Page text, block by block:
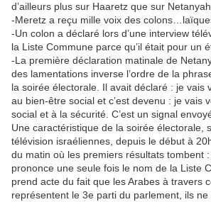
d’ailleurs plus sur Haaretz que sur
-Meretz a reçu mille voix des
-Un colon a déclaré lors d’une interview
la Liste Commune parce qu’il était pour un
-La première déclaration matinale de
des lamentations inverse l’ordre de la
la soirée électorale. Il avait déclaré : je vais
au bien-être social et c’est devenu : je vais
social et à la sécurité. C’est un signal
Une caractéristique de la soirée électorale,
télévision israéliennes, depuis le début à
du matin où les premiers résultats tombent
prononce une seule fois le nom de la Liste
prend acte du fait que les Arabes à travers
représentent le 3e parti du parlement, ils